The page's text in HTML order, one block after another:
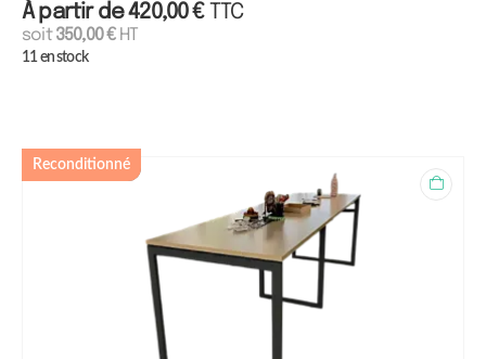
À partir de420,00€ TTC
soit350,00€HT
11 en stock
Reconditionné